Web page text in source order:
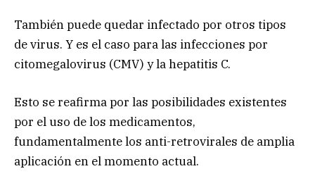
También puede quedar infectado por otros tipos
de virus. Y es el caso para las infecciones por
citomegalovirus (CMV) y la hepatitis C.
Esto se reafirma por las posibilidades existentes
por el uso de los medicamentos,
fundamentalmente los anti-retrovirales de amplia
aplicación en el momento actual.